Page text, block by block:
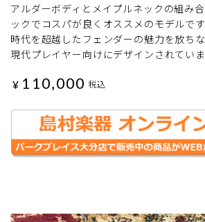
アルダーボディとメイプルネックの組み
ックでコスパが良くオススメのモデルです
時代を超越したフェンダーの魅力を放ち
現代プレイヤー向けにデザインされていま
¥ 110,000 税込